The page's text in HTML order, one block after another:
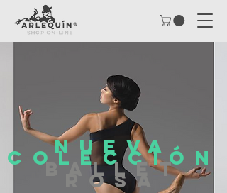
NUEVA
COLECCIÓN
BALLET
ROSA